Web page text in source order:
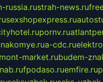
russia.rustrah-news.ru
sexshopexpress.ru
pornv.ru
a-cdc.ru
market.rubudem-
fpodaso.ruemfire.ru